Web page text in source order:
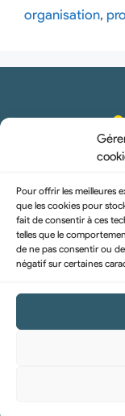
Pour offrir les meilleures
que les cookies pour
fait de consentir à ces
telles que le
de ne pas consentir ou
négatif sur certaines
organisation,